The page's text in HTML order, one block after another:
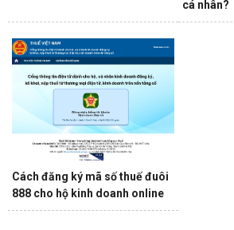
cá nhân?
Cách đăng ký mã số thuế đuôi
888 cho hộ kinh doanh online